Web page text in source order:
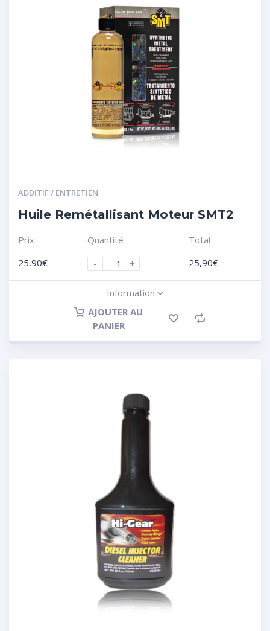
ADDITIF / ENTRETIEN
Huile Remétallisant Moteur SMT2
Prix
25,90€
Quantité
-
+
Total
25,90€
Information
AJOUTER AU
PANIER